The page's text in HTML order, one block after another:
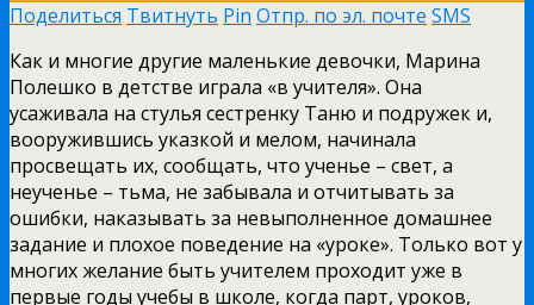
Поделиться Твитнуть Pin Отпр. по эл. почте SMS
Как и многие другие маленькие девочки, Марина
Полешко в детстве играла «в учителя». Она
усаживала на стулья сестренку Таню и подружек и,
вооружившись указкой и мелом, начинала
просвещать их, сообщать, что ученье – свет, а
неученье – тьма, не забывала и отчитывать за
ошибки, наказывать за невыполненное домашнее
задание и плохое поведение на «уроке». Только вот у
многих желание быть учителем проходит уже в
первые годы учебы в школе, когда парт, уроков,